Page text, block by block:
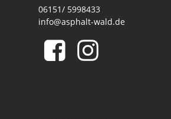
06151/ 5998433
info@asphalt-wald.de